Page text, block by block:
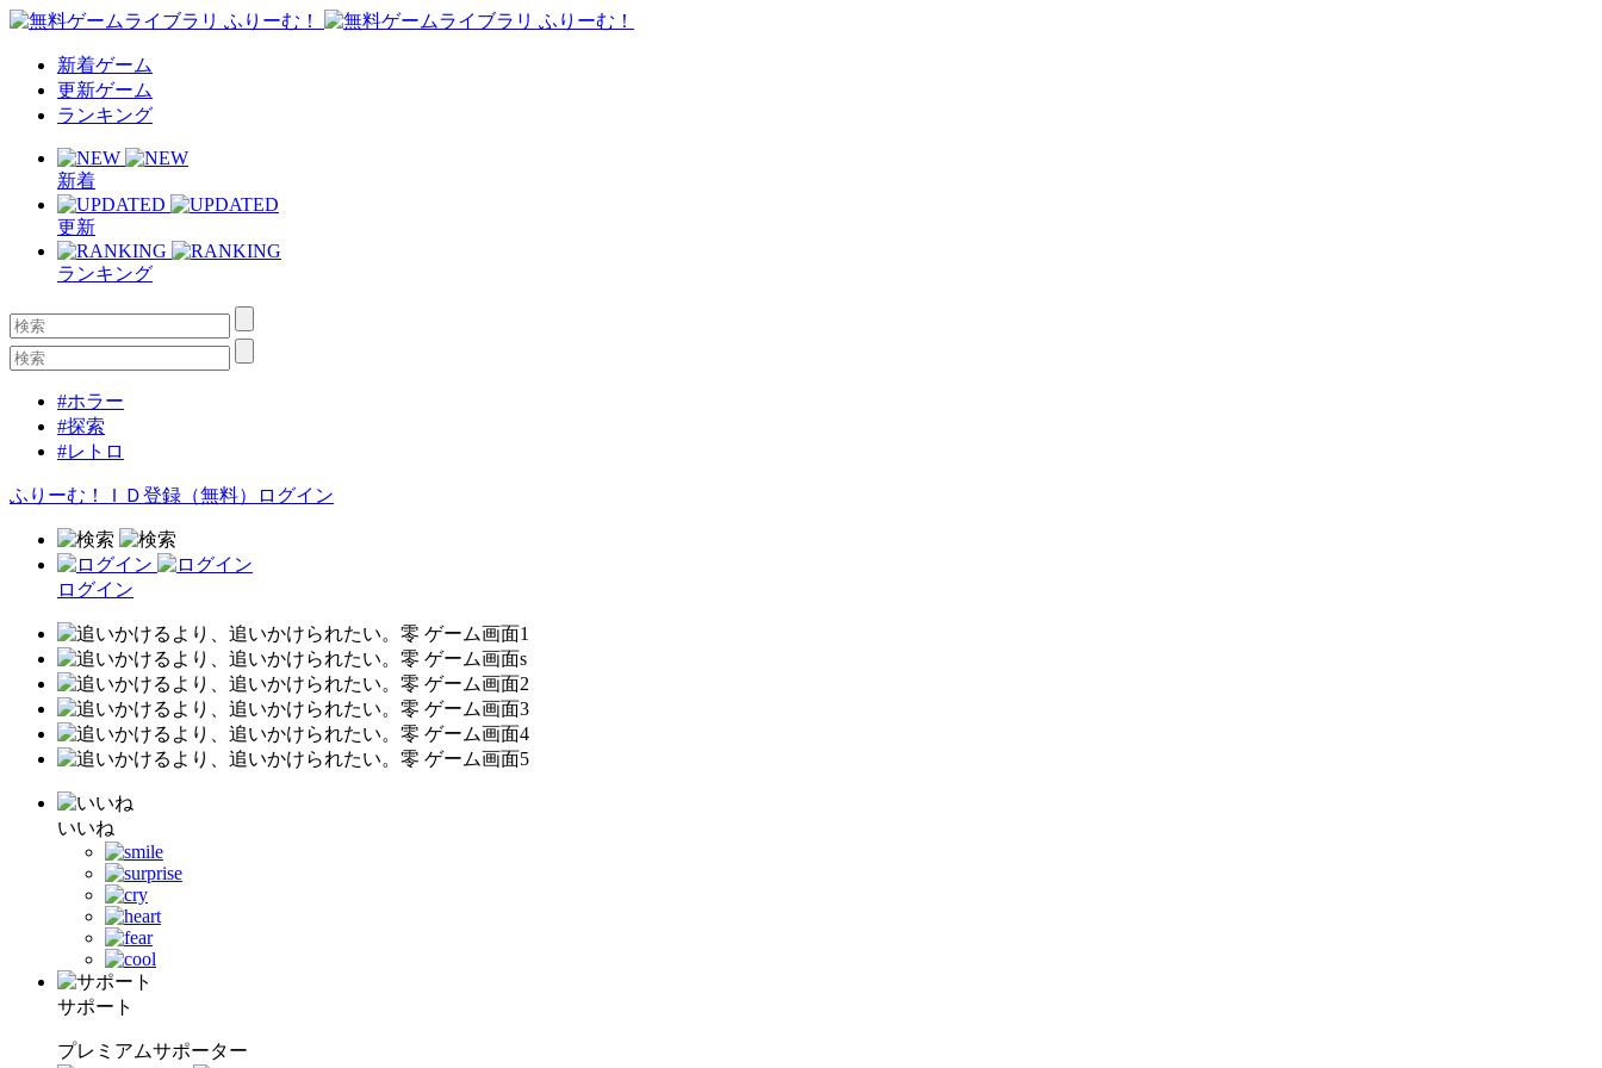
新着ゲーム
更新ゲーム
ランキング
新着
更新
ランキング
#ホラー
#探索
#レトロ
ふりーむ！ＩＤ登録（無料） ログイン
ログイン
いいね
サポート
プレミアムサポーター